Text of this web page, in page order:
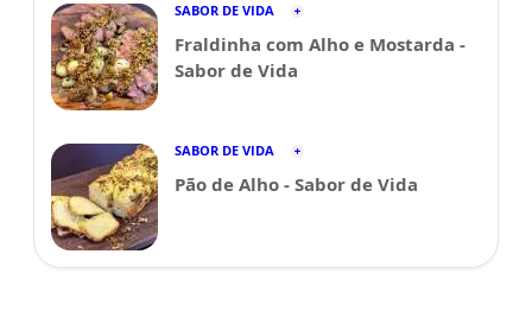
SABOR DE VIDA
Fraldinha com Alho e Mostarda -
Sabor de Vida
SABOR DE VIDA
Pão de Alho - Sabor de Vida